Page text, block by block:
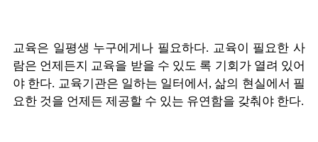
교육은 일평생 누구에게나 필요하다. 교육이 필요한 사
람은 언제든지 교육을 받을 수 있도 록 기회가 열려 있어
야 한다. 교육기관은 일하는 일터에서, 삶의 현실에서 필
요한 것을 언제든 제공할 수 있는 유연함을 갖춰야 한다.